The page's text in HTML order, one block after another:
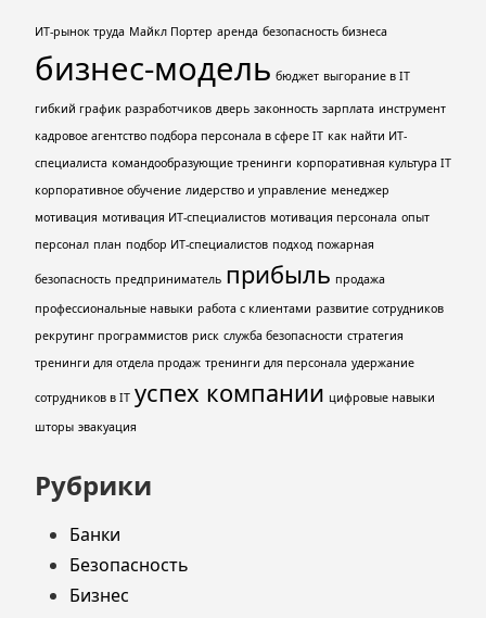
ИТ-рынок труда Майкл Портер аренда безопасность бизнеса
бизнес-модель бюджет выгорание в IT
гибкий график разработчиков дверь законность зарплата инструмент
кадровое агентство подбора персонала в сфере IT как найти ИТ-
специалиста командообразующие тренинги корпоративная культура IT
корпоративное обучение лидерство и управление менеджер
мотивация мотивация ИТ-специалистов мотивация персонала опыт
персонал план подбор ИТ-специалистов подход пожарная
безопасность предприниматель прибыль продажа
профессиональные навыки работа с клиентами развитие сотрудников
рекрутинг программистов риск служба безопасности стратегия
тренинги для отдела продаж тренинги для персонала удержание
сотрудников в IT успех компании цифровые навыки
шторы эвакуация
Рубрики
Банки
Безопасность
Бизнес